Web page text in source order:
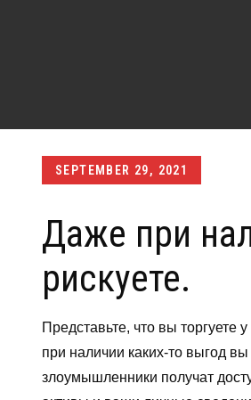
Posted
SEPTEMBER 29, 2021
Даже при
рискуете.
Представьте, что вы торгуете
при наличии каких-то выгод
злоумышленники получат